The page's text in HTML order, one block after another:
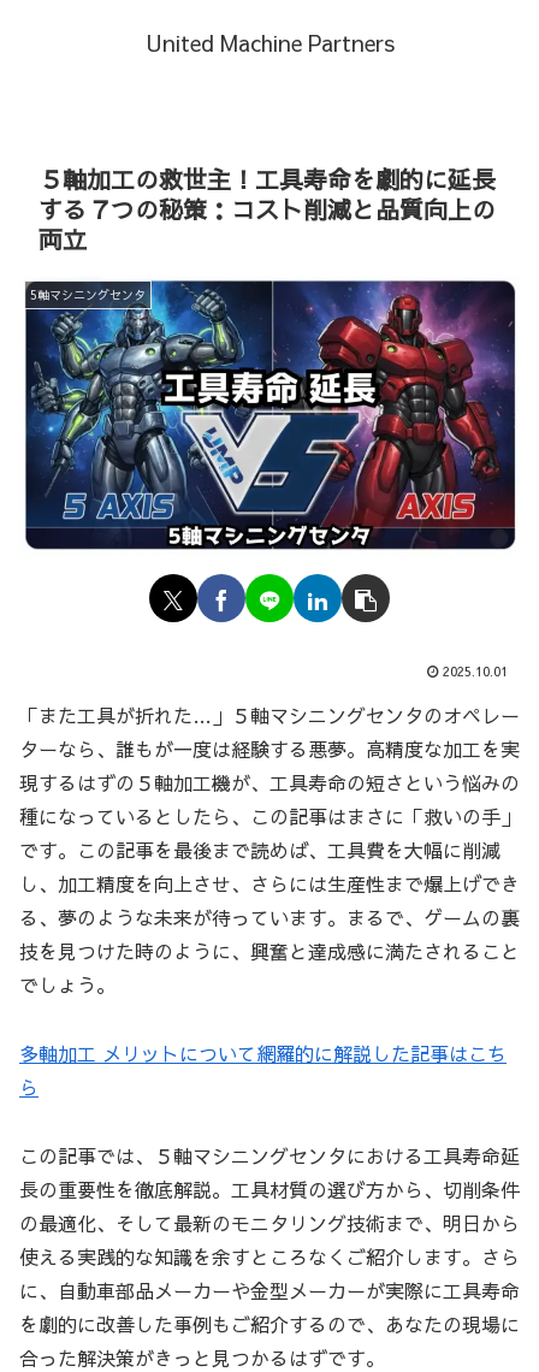
United Machine Partners
５軸加工の救世主！工具寿命を劇的に延長
する７つの秘策：コスト削減と品質向上の
両立
5軸マシニングセンタ
2025.10.01
「また工具が折れた…」５軸マシニングセンタのオペレー
ターなら、誰もが一度は経験する悪夢。高精度な加工を実
現するはずの５軸加工機が、工具寿命の短さという悩みの
種になっているとしたら、この記事はまさに「救いの手」
です。この記事を最後まで読めば、工具費を大幅に削減
し、加工精度を向上させ、さらには生産性まで爆上げでき
る、夢のような未来が待っています。まるで、ゲームの裏
技を見つけた時のように、興奮と達成感に満たされること
でしょう。
多軸加工 メリットについて網羅的に解説した記事はこち
ら
この記事では、５軸マシニングセンタにおける工具寿命延
長の重要性を徹底解説。工具材質の選び方から、切削条件
の最適化、そして最新のモニタリング技術まで、明日から
使える実践的な知識を余すところなくご紹介します。さら
に、自動車部品メーカーや金型メーカーが実際に工具寿命
を劇的に改善した事例もご紹介するので、あなたの現場に
合った解決策がきっと見つかるはずです。